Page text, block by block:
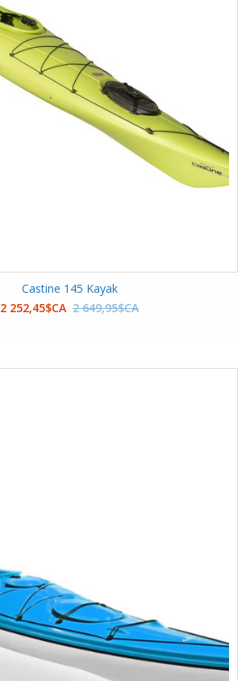
Castine 145 Kayak
2 252,45$CA 2 649,95$CA